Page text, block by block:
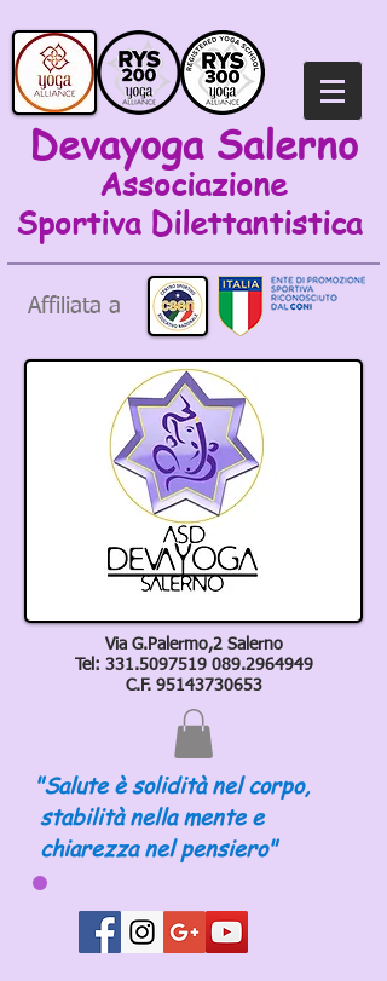
Devayoga Salerno
Associazione
Sportiva Dilettantistica
Affiliata a
Via G.Palermo,2 Salerno
Tel: 331.5097519 089.2964949
C.F. 95143730653
"Salute è solidità nel corpo,
stabilità nella mente e
chiarezza nel pensiero"